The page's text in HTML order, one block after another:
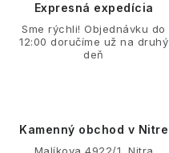
Expresná expedícia
Sme rýchli! Objednávku do
12:00 doručíme už na druhý
deň
Kamenný obchod v Nitre
Malíkova 4922/1, Nitra